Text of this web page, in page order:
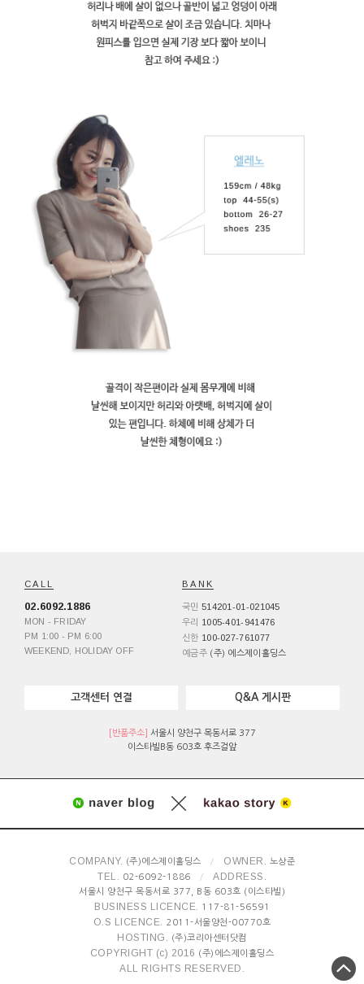
CALL
02.6092.1886
MON - FRIDAY
PM 1:00 - PM 6:00
WEEKEND, HOLIDAY OFF
BANK
국민 514201-01-021045
우리 1005-401-941476
신한 100-027-761077
예금주 (주) 에스제이홀딩스
고객센터 연결 Q&A 게시판
[반품주소]
서울시 양천구 목동서로 377
이스타빌B동 603호 후즈걸앞
COMPANY. (주)에스제이홀딩스 / OWNER. 노상준
TEL. 02-6092-1886 / ADDRESS.
서울시 양천구 목동서로 377, B동 603호 (이스타빌)
BUSINESS LICENCE. 117-81-56591
O.S LICENCE. 2011-서울양천-00770호
HOSTING. (주)코리아센터닷컴
COPYRIGHT (c) 2016 (주)에스제이홀딩스
ALL RIGHTS RESERVED.